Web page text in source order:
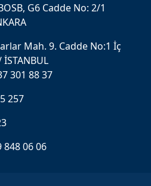
G6 Cadde No: 2/1
Mah. 9. Cadde No:1 İç
İSTANBUL
301 88 37
257
848 06 06